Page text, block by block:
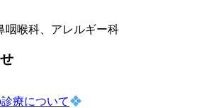
咽喉科、アレルギー科
療について